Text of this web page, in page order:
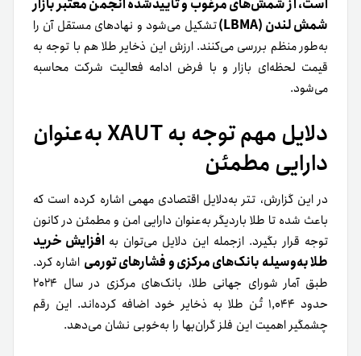
است، از شمش‌های مرغوب و تأییدشده انجمن معتبر بازار
شمش لندن (LBMA)
تشکیل می‌شود و نهادهای مستقل آن را
به‌طور منظم بررسی می‌کنند. ارزش این ذخایر طلا هم با توجه به
قیمت لحظه‌ای بازار و با فرض ادامه فعالیت شرکت محاسبه
می‌شود.
دلایل مهم توجه به XAUT به‌عنوان
دارایی مطمئن
در این گزارش، تتر به‌دلایل اقتصادی مهمی اشاره کرده است که
باعث شده تا طلا باردیگر به‌عنوان دارایی امن و مطمئن در کانون
توجه قرار بگیرد. ازجمله این دلایل می‌توان به افزایش خرید
طلا به‌وسیله بانک‌های مرکزی و فشارهای تورمی اشاره کرد.
طبق آمار شورای جهانی طلا، بانک‌های مرکزی در سال ۲۰۲۴
حدود ۱,۰۴۴ تُن طلا به ذخایر خود اضافه کرده‌اند. این رقم
چشمگیر اهمیت این فلز گران‌بها را به‌خوبی نشان می‌دهد.